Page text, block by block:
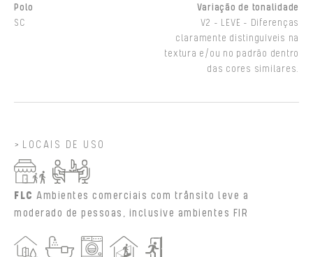
Polo
SC
Variação de tonalidade
V2 - LEVE - Diferenças
claramente distinguíveis na
textura e/ou no padrão dentro
das cores similares.
LOCAIS DE USO
FLC Ambientes comerciais com trânsito leve a
moderado de pessoas, inclusive ambientes FIR